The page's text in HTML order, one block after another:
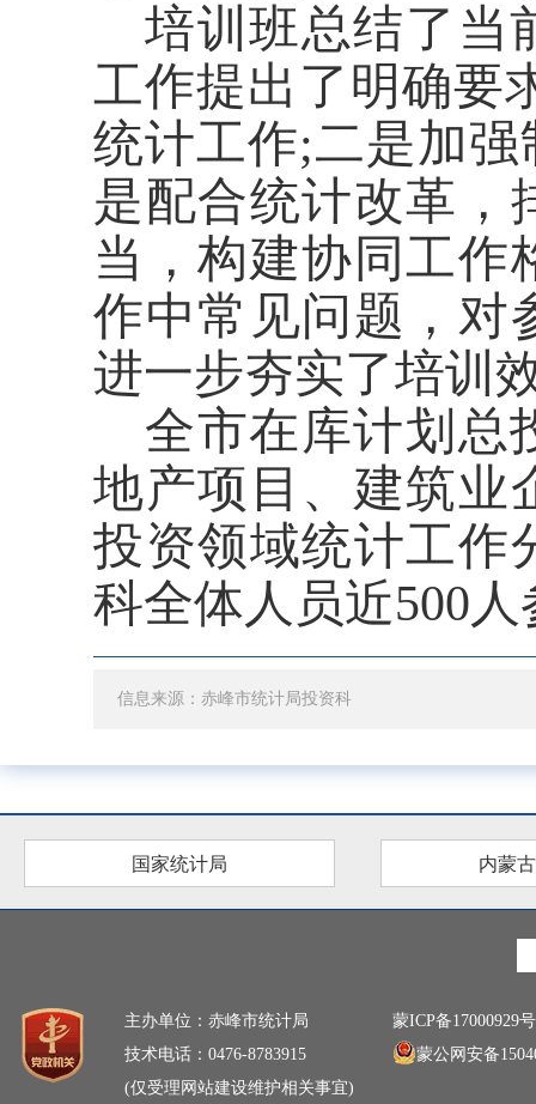
培训班总结了当
工作提出了明确要
统计工作;二是加
是配合统计改革，
当，构建协同工作
作中常见问题，对
进一步夯实了培训
全市在库计划总
地产项目、建筑业
投资领域统计工作
科全体人员近500人
信息来源：赤峰市统计局投资科
国家统计局 内蒙
主办单位：赤峰市统计局
技术电话：0476-8783915
(仅受理网站建设维护相关事宜)
蒙ICP备17000929
蒙公网安备